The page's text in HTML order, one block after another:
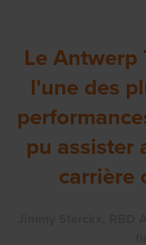
Le Antwerp
l'une des
pu assister
carrière